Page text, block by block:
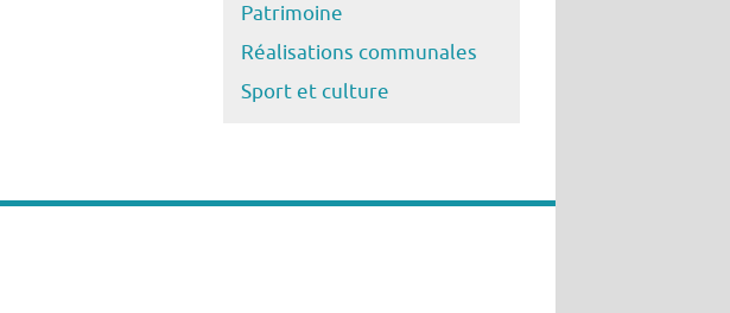
Patrimoine
Réalisations communales
Sport et culture